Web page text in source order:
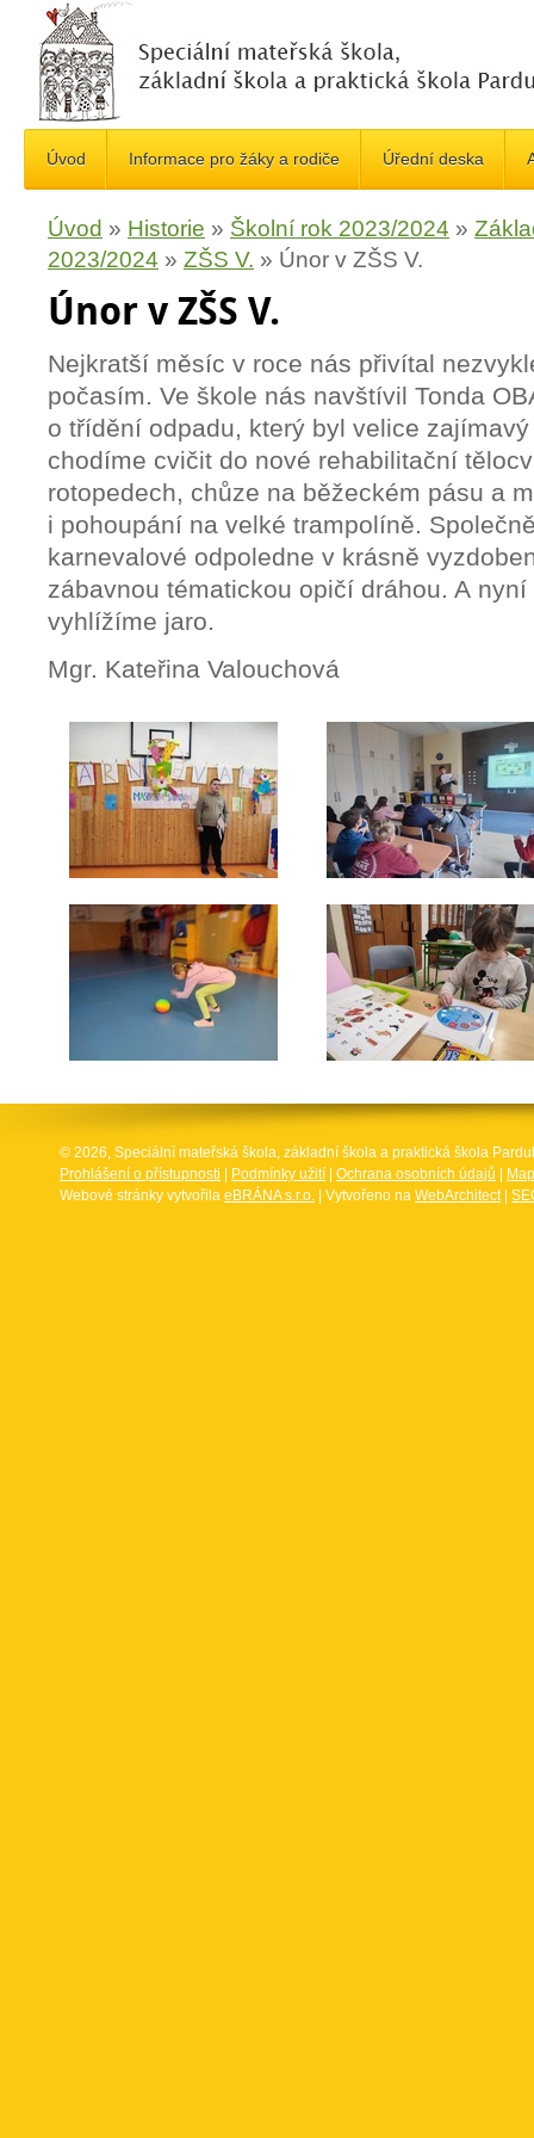
Úvod Informace pro žáky a rodiče Úřední deska
Úvod » Historie » Školní rok 2023/2024 »
2023/2024 » ZŠS V. » Únor v ZŠS V.
Únor v ZŠS V.
Nejkratší měsíc v roce nás přivítal
počasím. Ve škole nás navštívil Tonda
o třídění odpadu, který byl velice
chodíme cvičit do nové rehabilitační
rotopedech, chůze na běžeckém pásu a
i pohoupání na velké trampolíně.
karnevalové odpoledne v krásně
zábavnou tématickou opičí dráhou. A
vyhlížíme jaro.
Mgr. Kateřina Valouchová
© 2026, Speciální mateřská škola, základní škola a praktická škola
Prohlášení o přístupnosti
Podmínky užití Ochrana osobních údajů
Webové stránky vytvořila eBRÁNA s.r.o. | Vytvořeno na WebArchitect|